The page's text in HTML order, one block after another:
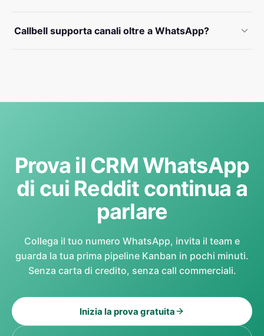
Callbell supporta canali oltre a WhatsApp?
Prova il CRM WhatsApp
di cui Reddit continua a
parlare
Collega il tuo numero WhatsApp, invita il team e
guarda la tua prima pipeline Kanban in pochi minuti.
Senza carta di credito, senza call commerciali.
Inizia la prova gratuita